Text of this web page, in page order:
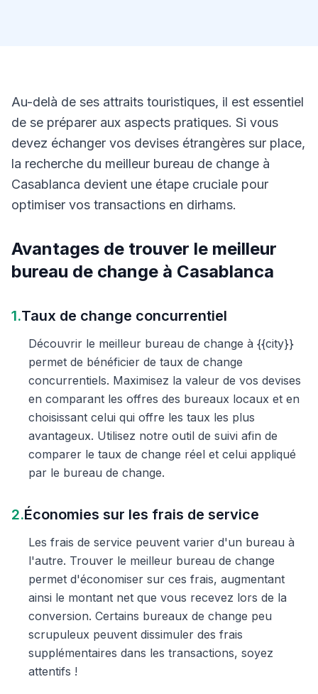
Au-delà de ses attraits touristiques, il est essentiel
de se préparer aux aspects pratiques. Si vous
devez échanger vos devises étrangères sur place,
la recherche du meilleur bureau de change à
Casablanca devient une étape cruciale pour
optimiser vos transactions en dirhams.
Avantages de trouver le meilleur
bureau de change à Casablanca
1.Taux de change concurrentiel
Découvrir le meilleur bureau de change à {{city}}
permet de bénéficier de taux de change
concurrentiels. Maximisez la valeur de vos devises
en comparant les offres des bureaux locaux et en
choisissant celui qui offre les taux les plus
avantageux. Utilisez notre outil de suivi afin de
comparer le taux de change réel et celui appliqué
par le bureau de change.
2.Économies sur les frais de service
Les frais de service peuvent varier d'un bureau à
l'autre. Trouver le meilleur bureau de change
permet d'économiser sur ces frais, augmentant
ainsi le montant net que vous recevez lors de la
conversion. Certains bureaux de change peu
scrupuleux peuvent dissimuler des frais
supplémentaires dans les transactions, soyez
attentifs !